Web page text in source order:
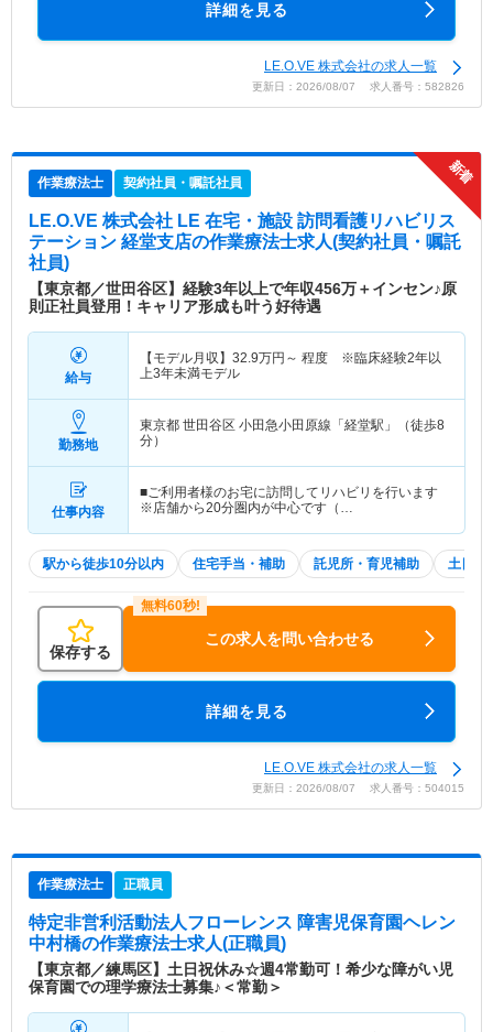
詳細を見る
LE.O.VE 株式会社の求人一覧
更新日：2026/08/07 求人番号：582826
作業療法士 契約社員・嘱託社員
LE.O.VE 株式会社 LE 在宅・施設 訪問看護リハビリス
テーション 経堂支店の作業療法士求人(契約社員・嘱託
社員)
【東京都／世田谷区】経験3年以上で年収456万＋インセン♪原
則正社員登用！キャリア形成も叶う好待遇
給与
【モデル月収】 32.9万円～ 程度 ※臨床経験2年以
上3年未満モデル
勤務地
東京都 世田谷区 小田急小田原線「経堂駅」（徒歩8
分）
仕事内容
■ご利用者様のお宅に訪問してリハビリを行います
※店舗から20分圏内が中心です（…
駅から徒歩10分以内 住宅手当・補助 託児所・育児補助 土日祝
保存する
この求人を問い合わせる
詳細を見る
LE.O.VE 株式会社の求人一覧
更新日：2026/08/07 求人番号：504015
作業療法士 正職員
特定非営利活動法人フローレンス 障害児保育園ヘレン
中村橋の作業療法士求人(正職員)
【東京都／練馬区】土日祝休み☆週4常勤可！希少な障がい児
保育園での理学療法士募集♪＜常勤＞